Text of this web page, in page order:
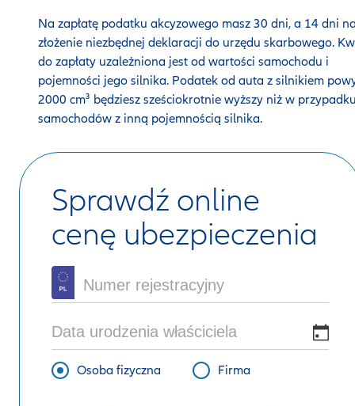
Na zapłatę podatku akcyzowego masz 30 dni, a 14 dni
złożenie niezbędnej deklaracji do urzędu skarbowego.
do zapłaty uzależniona jest od wartości samochodu i
pojemności jego silnika. Podatek od auta z silnikiem
2000 cm³ będziesz sześciokrotnie wyższy niż w
samochodów z inną pojemnością silnika.
Sprawdź online
cenę ubezpieczenia
Osoba fizyczna Firma